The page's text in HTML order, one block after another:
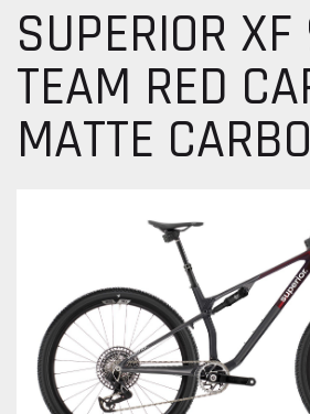
SUPERIOR
TEAM RED
MATTE